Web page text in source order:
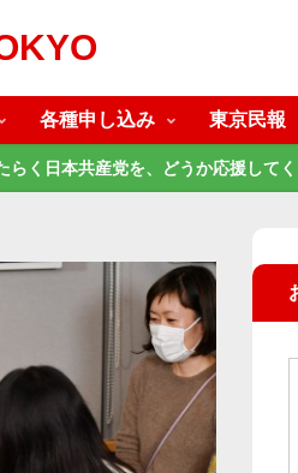
各種申し込み 東京民報
らく日本共産党を、どうか応援して